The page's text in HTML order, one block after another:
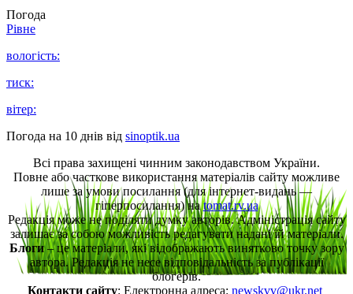
Погода
Рівне
вологість:
тиск:
вітер:
Погода на 10 днів від sinoptik.ua
Всі права захищені чинним законодавством України.
Повне або часткове використання матеріалів сайту можливе
лише за умови посилання (для інтернет-видань —
гіперпосилання) наtomat.rv.ua
Редакція може не поділяти думку авторів. Адміністрація сайту
залишає за собою можливість редагувати надані їй матеріали.
Блоги– це матеріали, які відображають винятково точку зору
автора. Редакція не несе відповідальність за публікації
блогерів.
Контакти сайту: Електронна адреса: newskvv@ukr.net